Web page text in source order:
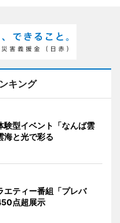
キング
験型イベント「なんば雲
と光で彩る
エティー番組「プレバ
点超展示